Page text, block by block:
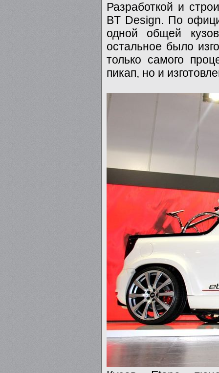
Разработкой и
BT Design. По
одной общей
остальное было
только самого
пикап, но и